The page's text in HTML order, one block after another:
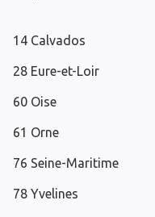
14 Calvados
28 Eure-et-Loir
60 Oise
61 Orne
76 Seine-Maritime
78 Yvelines